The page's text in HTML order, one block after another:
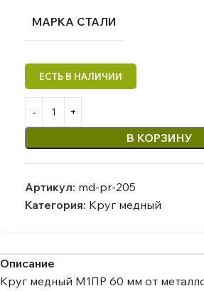
МАРКА СТАЛИ
В КОРЗИНУ
Артикул: md-pr-205
Категория: Круг медный
Описание
Круг медный М1ПР 60 мм от